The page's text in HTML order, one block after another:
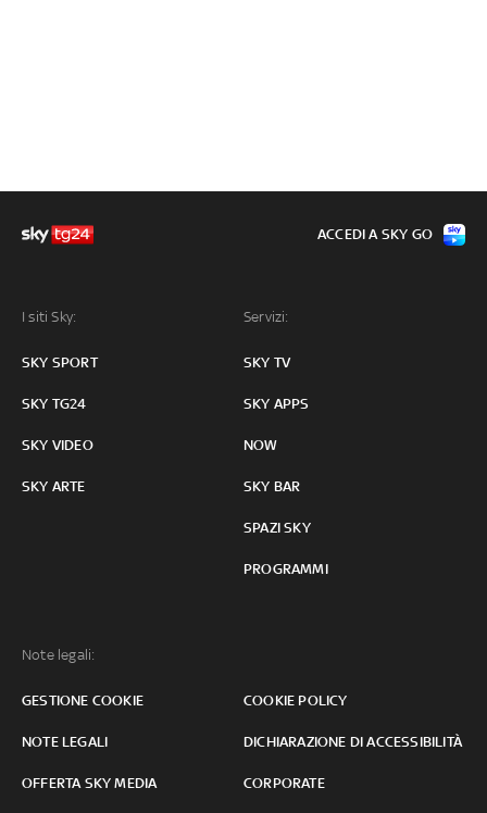
I siti Sky:
SKY SPORT
SKY TG24
SKY VIDEO
SKY ARTE
Servizi:
SKY TV
SKY APPS
NOW
SKY BAR
SPAZI SKY
PROGRAMMI
Note legali:
GESTIONE COOKIE COOKIE POLICY
NOTE LEGALI DICHIARAZIONE DI ACCESSIBILITÀ
OFFERTA SKY MEDIA CORPORATE
ACCEDI A SKY GO